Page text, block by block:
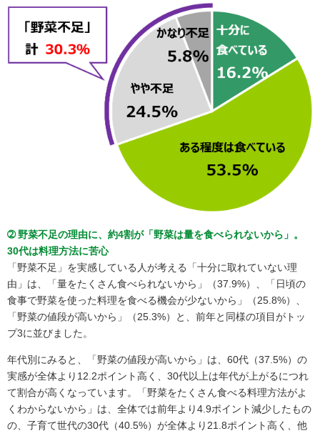
➁ 野菜不足の理由に、約4割が「野菜は量を食べられないから」。
30代は料理方法に苦心
「野菜不足」を実感している人が考える「十分に取れていない理
由」は、「量をたくさん食べられないから」（37.9%）、「日頃の
食事で野菜を使った料理を食べる機会が少ないから」（25.8%）、
「野菜の値段が高いから」（25.3%）と、前年と同様の項目がトッ
プ3に並びました。
年代別にみると、「野菜の値段が高いから」は、60代（37.5%）の
実感が全体より12.2ポイント高く、30代以上は年代が上がるにつれ
て割合が高くなっています。「野菜をたくさん食べる料理方法がよ
くわからないから」は、全体では前年より4.9ポイント減少したもの
の、子育て世代の30代（40.5%）が全体より21.8ポイント高く、他